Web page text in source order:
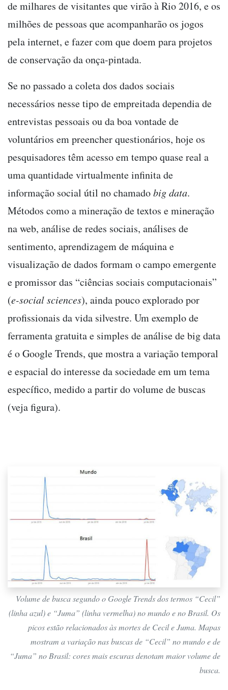
de milhares de visitantes que virão à Rio 2016, e os
milhões de pessoas que acompanharão os jogos
pela internet, e fazer com que doem para projetos
de conservação da onça-pintada.
Se no passado a coleta dos dados sociais
necessários nesse tipo de empreitada dependia de
entrevistas pessoais ou da boa vontade de
voluntários em preencher questionários, hoje os
pesquisadores têm acesso em tempo quase real a
uma quantidade virtualmente infinita de
informação social útil no chamadobig data.
Métodos como a mineração de textos e mineração
na web, análise de redes sociais, análises de
sentimento, aprendizagem de máquina e
visualização de dados formam o campo emergente
e promissor das “ciências sociais computacionais”
(e-social sciences), ainda pouco explorado por
profissionais da vida silvestre. Um exemplo de
ferramenta gratuita e simples de análise de big data
é o Google Trends, que mostra a variação temporal
e espacial do interesse da sociedade em um tema
específico, medido a partir do volume de buscas
(veja figura).
Volume de busca segundo o Google Trends dos termos “Cecil”
(linha azul) e “Juma” (linha vermelha) no mundo e no Brasil. Os
picos estão relacionados às mortes de Cecil e Juma. Mapas
mostram a variação nas buscas de “Cecil” no mundo e de
“Juma” no Brasil: cores mais escuras denotam maior volume de
busca.